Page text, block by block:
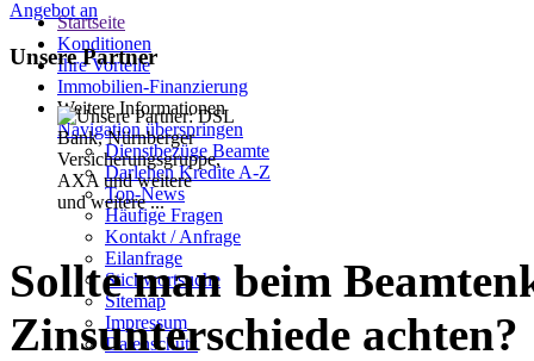
Startseite
Konditionen
Ihre Vorteile
Immobilien-Finanzierung
Weitere Informationen
Navigation überspringen
Dienstbezüge Beamte
Darlehen Kredite A-Z
Top-News
Häufige Fragen
Kontakt / Anfrage
Eilanfrage
Stichwortsuche
Sitemap
Impressum
Datenschutz
Unsere Partner
und weitere ...
Sollte man beim
Zinsunterschiede achten?